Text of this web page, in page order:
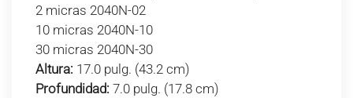
2 micras 2040N-02
10 micras 2040N-10
30 micras 2040N-30
Altura: 17.0 pulg. (43.2 cm)
Profundidad: 7.0 pulg. (17.8 cm)